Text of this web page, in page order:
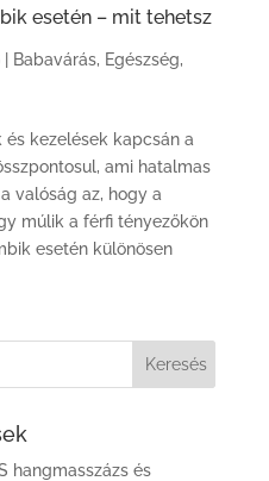
esetén – mit tehetsz
| Babavárás, Egészség,
kezelések kapcsán a
ami hatalmas
valóság az, hogy a
múlik a férfi tényezőkön
esetén különösen
hangmasszázs és